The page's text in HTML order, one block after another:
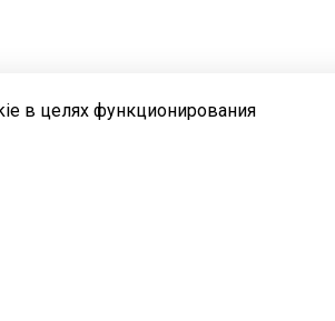
в целях функционирования